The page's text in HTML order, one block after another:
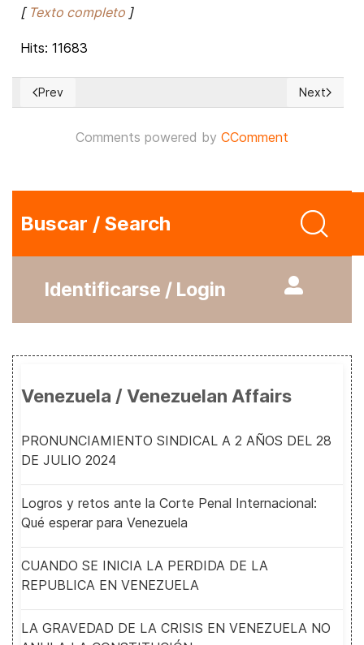
[ Texto completo ]
Hits: 11683
Previous article: El nuevo navegador Opera integra
Prev Next
Next
Comments powered by CComment
Buscar / Search
Identificarse / Login
Venezuela / Venezuelan Affairs
PRONUNCIAMIENTO SINDICAL A 2 AÑOS DEL 28
DE JULIO 2024
Logros y retos ante la Corte Penal Internacional:
Qué esperar para Venezuela
CUANDO SE INICIA LA PERDIDA DE LA
REPUBLICA EN VENEZUELA
LA GRAVEDAD DE LA CRISIS EN VENEZUELA NO